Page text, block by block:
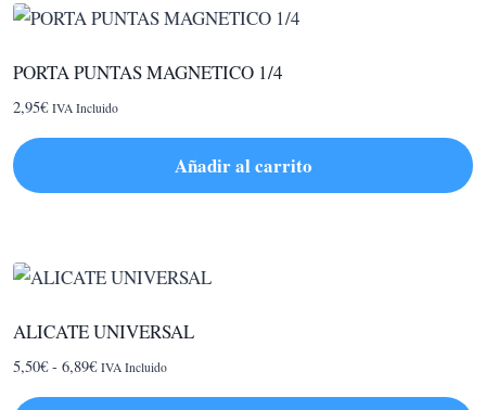
PORTA PUNTAS MAGNETICO 1/4
2,95€ IVA Incluido
Añadir al carrito
ALICATE UNIVERSAL
5,50€ - 6,89€Rango
IVA Incluido